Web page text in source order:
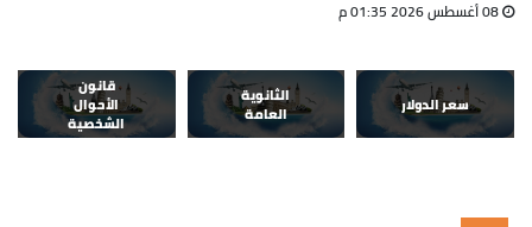
سعر الدولار
الثانوية
العامة
قانون
الأحوال
الشخصية